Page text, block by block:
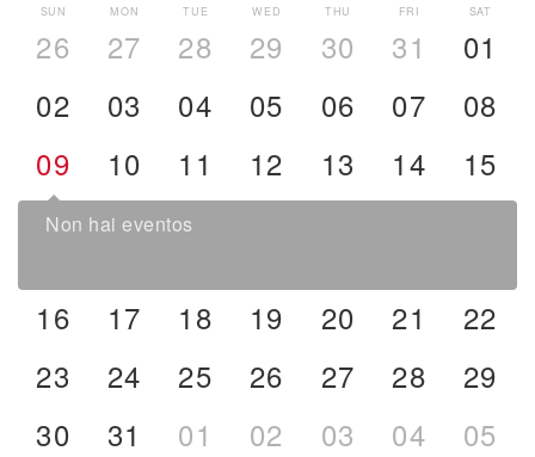
SUN
26
MON
27
TUE
28
WED
29
THU
30
FRI
31
SAT
01
02
03 04 05 06 07
08
09
10 11 12 13 14 15
Non hai eventos
16 17 18 19 20 21
22
23
24 25 26 27 28
29
30
31 01 02 03 04 05